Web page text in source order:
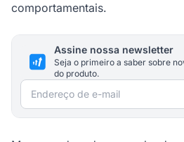
comportamentais.
Assine nossa newsletter
Seja o primeiro a saber sobre
do produto.
Endereço de e-mail